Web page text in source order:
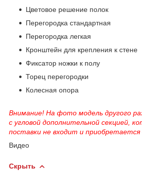
Цветовое решение полок
Перегородка стандартная
Перегородка легкая
Кронштейн для крепления к стене
Фиксатор ножки к полу
Торец перегородки
Колесная опора
Внимание! На фото модель другого
с угловой дополнительной секцией,
поставки не входит и приобретается
Видео
Скрыть